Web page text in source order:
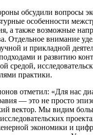
обсудили вопросы
особенности
а также возможные
Отдельное внимание
и прикладной
и развитию
средой,
практики.
отметил:
Для нас
— это не просто
вектор. Мы видим
экономики и